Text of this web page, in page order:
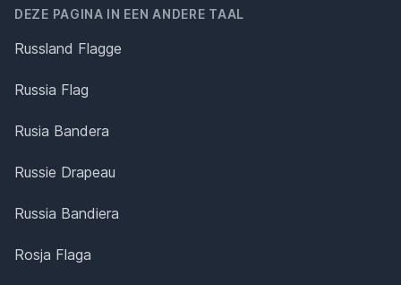
DEZE PAGINA IN EEN ANDERE TAAL
Russland Flagge
Russia Flag
Rusia Bandera
Russie Drapeau
Russia Bandiera
Rosja Flaga